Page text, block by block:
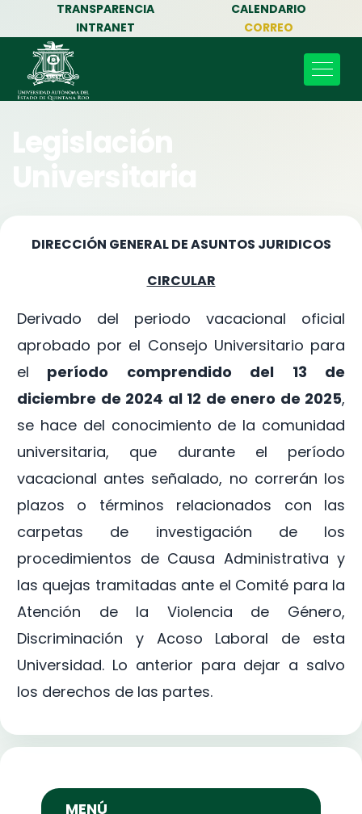
TRANSPARENCIA
CALENDARIO
INTRANET
CORREO
DIRECCIÓN GENERAL DE ASUNTOS JURIDICOS
CIRCULAR
Derivado del periodo vacacional oficial
aprobado por el Consejo Universitario para
el período comprendido del 13 de
diciembre de 2024 al 12 de enero de 2025,
se hace del conocimiento de la comunidad
universitaria, que durante el período
vacacional antes señalado, no correrán los
plazos o términos relacionados con las
carpetas de investigación de los
procedimientos de Causa Administrativa y
las quejas tramitadas ante el Comité para la
Atención de la Violencia de Género,
Discriminación y Acoso Laboral de esta
Universidad. Lo anterior para dejar a salvo
los derechos de las partes.
MENÚ